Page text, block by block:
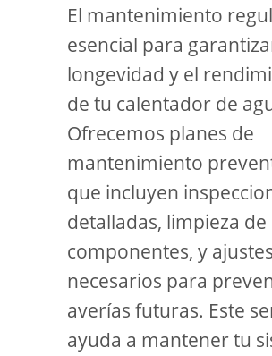
El mantenimiento
esencial para
longevidad y el
de tu calentador de
Ofrecemos planes de
mantenimiento
que incluyen
detalladas, limpieza de
componentes, y ajustes
necesarios para
averías futuras. Este
ayuda a mantener tu